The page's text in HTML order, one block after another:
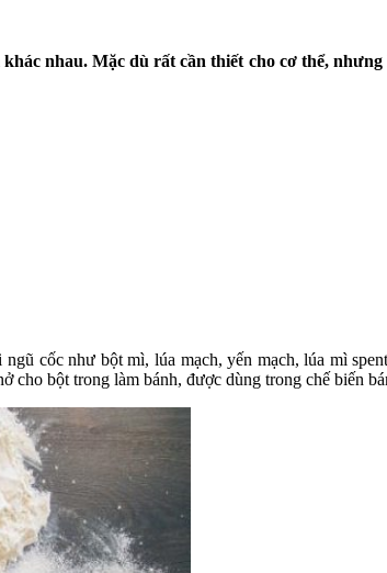
nhau. Mặc dù rất cần thiết cho cơ thể,
cốc như bột mì, lúa mạch, yến mạch, lúa mì
cho bột trong làm bánh, được dùng trong chế biến